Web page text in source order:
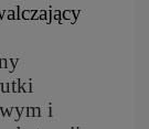
i